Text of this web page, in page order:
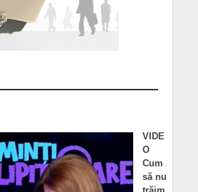
VIDE
O
Cum
să nu